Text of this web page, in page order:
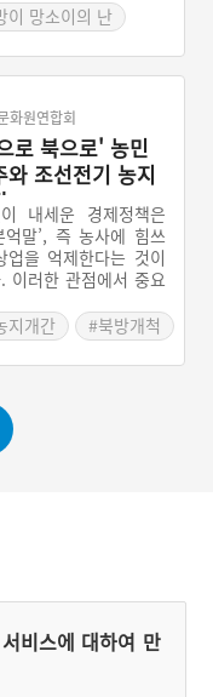
. 공주 명학소(鳴鶴
재의 대전광역시 서구
를 중심으로 하여 일어
므로 ‘공주 명학소의
라고 불리기도 한다.
이 망소이의 난
화원연합회
로 북으로' 농민
와 조선전기 농지
내세운 경제정책은
억말’, 즉 농사에 힘쓰
업을 억제한다는 것이
이러한 관점에서 중요
것이었다. 조선 전기
지역을 대상으로 농지
이뤄졌다. 특히 평안
해서 삼남지방의 백성
강제 이주시켰으며 이
해 농지를 확보할 수
지개간
#북방개척
비스에 대하여 만